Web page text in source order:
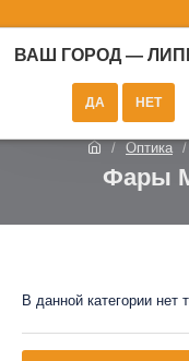
ВАШ ГОРОД —
Оптика
Фары
В данной категории нет